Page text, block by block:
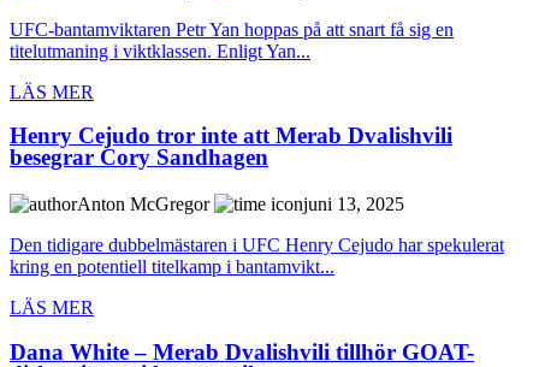
UFC-bantamviktaren Petr Yan hoppas på att snart få sig en
titelutmaning i viktklassen. Enligt Yan...
LÄS MER
Henry Cejudo tror inte att Merab Dvalishvili
besegrar Cory Sandhagen
Anton McGregor
juni 13, 2025
Den tidigare dubbelmästaren i UFC Henry Cejudo har spekulerat
kring en potentiell titelkamp i bantamvikt...
LÄS MER
Dana White – Merab Dvalishvili tillhör GOAT-